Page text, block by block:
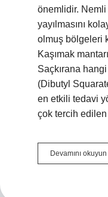
önemlidir. Nemli
yayılmasını
olmuş bölgeleri
Kaşımak
Saçkırana
(Dibutyl
en etkili tedavi
çok tercih
Devamını okuyun